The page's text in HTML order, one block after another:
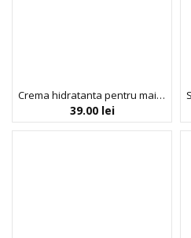
Crema hidratanta pentru maini si unghii, cu parfum de vanilie si cocos, Vanille-Coco, Inuwet, 60 ml
39.00 lei